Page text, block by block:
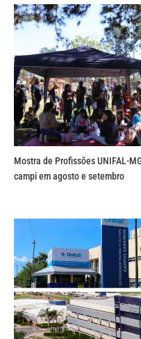
Mostra de Profissões UNIFAL-
campi em agosto e setembro